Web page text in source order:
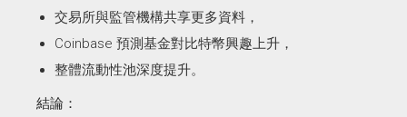
交易所與監管機構共享更多資料，
Coinbase 預測基金對比特幣興趣上升，
整體流動性池深度提升。
結論：